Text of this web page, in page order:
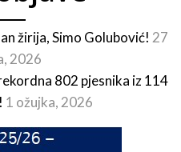
žirija, Simo Golubović! 27
2026
802 pjesnika iz 114
1 ožujka, 2026